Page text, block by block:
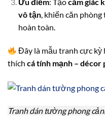
Ưu điểm: Tạocảm giác
vô tận, khiến căn
hoàn toàn.
Đây là mẫu tranh cực
thích cá tính mạnh – décor
Tranh dán tường phong